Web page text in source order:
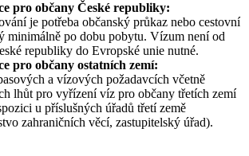
pro občany České republiky:
je potřeba občanský průkaz nebo cestovní
minimálně po dobu pobytu. Vízum není od
republiky do Evropské unie nutné.
pro občany ostatních zemí:
a vízových požadavcích včetně
lhůt pro vyřízení víz pro občany třetích zemí
u příslušných úřadů třetí země
zahraničních věcí, zastupitelský úřad).